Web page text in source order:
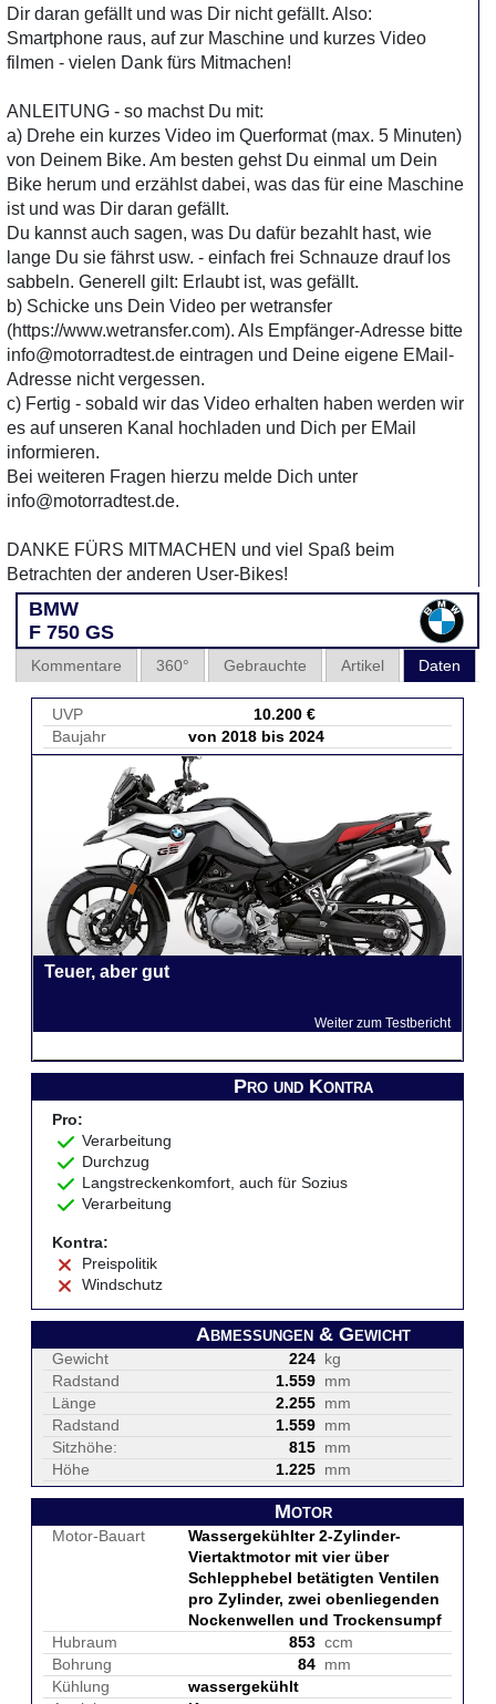
Dir daran gefällt und was Dir nicht gefällt. Also:
Smartphone raus, auf zur Maschine und kurzes Video
filmen - vielen Dank fürs Mitmachen!
ANLEITUNG - so machst Du mit:
a) Drehe ein kurzes Video im Querformat (max. 5 Minuten)
von Deinem Bike. Am besten gehst Du einmal um Dein
Bike herum und erzählst dabei, was das für eine Maschine
ist und was Dir daran gefällt.
Du kannst auch sagen, was Du dafür bezahlt hast, wie
lange Du sie fährst usw. - einfach frei Schnauze drauf los
sabbeln. Generell gilt: Erlaubt ist, was gefällt.
b) Schicke uns Dein Video per wetransfer
(https://www.wetransfer.com). Als Empfänger-Adresse bitte
info@motorradtest.de eintragen und Deine eigene EMail-
Adresse nicht vergessen.
c) Fertig - sobald wir das Video erhalten haben werden wir
es auf unseren Kanal hochladen und Dich per EMail
informieren.
Bei weiteren Fragen hierzu melde Dich unter
info@motorradtest.de.
DANKE FÜRS MITMACHEN und viel Spaß beim
Betrachten der anderen User-Bikes!
BMW
F 750 GS
Daten
Artikel
Gebrauchte
360°
Kommentare
UVP
10.200 €
Baujahr
von 2018 bis 2024
Teuer, aber gut
Weiter zum Testbericht
Pro und Kontra
Pro:
Verarbeitung
Durchzug
Langstreckenkomfort, auch für Sozius
Verarbeitung
Kontra:
Preispolitik
Windschutz
Abmessungen & Gewicht
Gewicht 224 kg
Radstand
1.559 mm
Länge
2.255 mm
Radstand
1.559 mm
Sitzhöhe:
815 mm
Höhe
1.225 mm
Motor
Motor-Bauart
Wassergekühlter 2-Zylinder-
Viertaktmotor mit vier über
Schlepphebel betätigten Ventilen
pro Zylinder, zwei obenliegenden
Nockenwellen und Trockensumpf
Hubraum
853 ccm
Bohrung
84 mm
Kühlung
wassergekühlt